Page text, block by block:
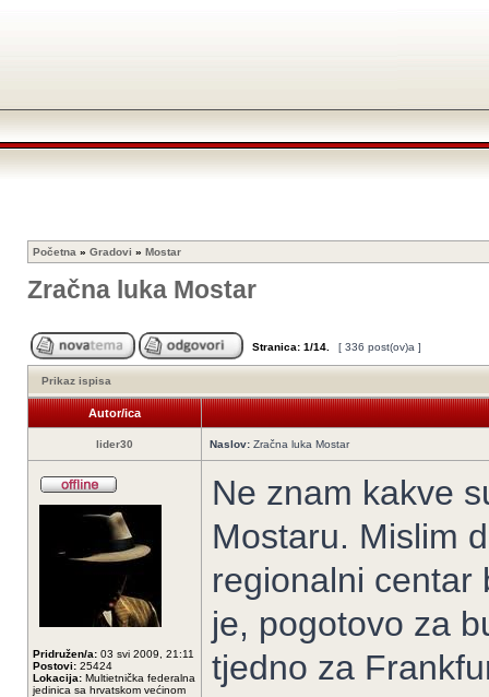
Početna » Gradovi » Mostar
Zračna luka Mostar
Stranica: 1/14 [ 336 post(ov)a ]
Prikaz ispisa
Autor/ica
lider30 Naslov: Zračna luka Mostar
Pridružen/a: 03 svi 2009, 21:11
Postovi: 25424
Lokacija: Multietnička federalna
jedinica sa hrvatskom većinom
Ne znam kakve
Mostaru. Mislim
regionalni centar
je, pogotovo za
tjedno za